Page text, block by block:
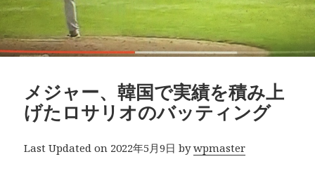
メジャー、韓国で実績を積み上
げたロサリオのバッティング
Last Updated on 2022年5月9日 bywpmaster